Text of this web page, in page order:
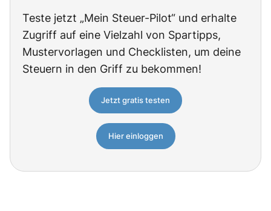
Teste jetzt „Mein Steuer-Pilot“ und erhalte
Zugriff auf eine Vielzahl von Spartipps,
Mustervorlagen und Checklisten, um deine
Steuern in den Griff zu bekommen!
Jetzt gratis testen
Hier einloggen